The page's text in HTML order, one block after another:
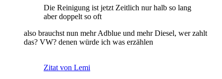
Die Reinigung ist jetzt Zeitlich nur halb so lang
aber doppelt so oft
also brauchst nun mehr Adblue und mehr Diesel, wer zahlt
das? VW? denen würde ich was erzählen
Zitat von Lemi